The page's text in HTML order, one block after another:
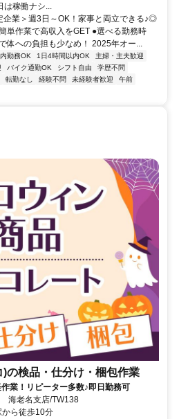
は稼働ナシ...
企業＞週3日～OK！家事と両立できる♪◎
単作業で高収入をGET ●選べる勤務時
体への負担も少なめ！ 2025年オー...
勤務OK 1日4時間以内OK
主婦・主夫歓迎
バイク通勤OK シフト自由
学歴不問
転勤なし 経験不問 未経験者歓迎
午前
の検品・仕分け・梱包作業
業！リピーター多数♪即日勤務可
海老名支店/TW138
ら徒歩10分